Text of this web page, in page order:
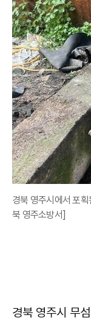
경북 영주시에서 포
북 영주소방서]
경북 영주시 무